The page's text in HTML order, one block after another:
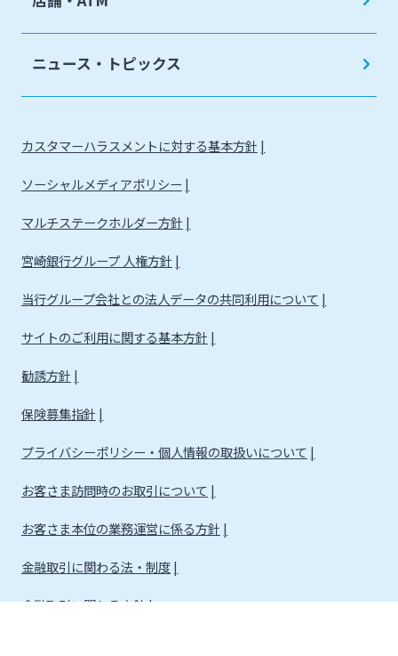
ニュース・トピックス
カスタマーハラスメントに対する基本方針
ソーシャルメディアポリシー
マルチステークホルダー方針
宮崎銀行グループ 人権方針
当行グループ会社との法人データの共同利用について
サイトのご利用に関する基本方針
勧誘方針
保険募集指針
プライバシーポリシー・個人情報の取扱いについて
お客さま訪問時のお取引について
お客さま本位の業務運営に係る方針
金融取引に関わる法・制度
金融取引に関わる方針